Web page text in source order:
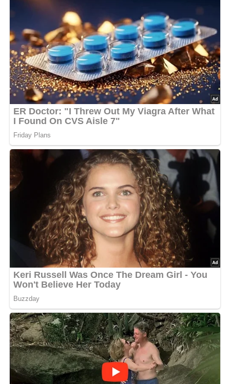
Und so wird es gemacht…
Kalbfleischscheiben flachklopfen und dünn mit Senf
bestreichen. Jede Scheibe mit einer Scheibe Schinken
belegen. Geputzten Blattspinat waschen und in ganz
wenig kochendem Salzwasser blanchieren. Gut
abgetropft auf den Schinkenscheiben verteilen. Die
geschälten Eier darauflegen und die Fleischscheiben zu
Rouladen zusammenrollen. Mit Küchengarn oder
Klammern zusammenhalten. Mit Salz und Pfeffer würzen.
Butter im Schmortopf erhitzen und die Rouladen darin 10
Minuten kräftig anbraten. Fond angießen und bei geringer
Hitze im geschlossenen Topf gut 1 Stunde schmoren.
Rouladen aus dem Topf nehmen. Fäden oder Klammern
entfernen. Fond aufkochen und Tomatenmark
hinzugeben. Zum Schluß die Sahne unterziehen. Die
Rouladen mit etwas Sauce begießen, den Rest getrennt
dazu reichen. Als Beilage schmecken Spätzle.